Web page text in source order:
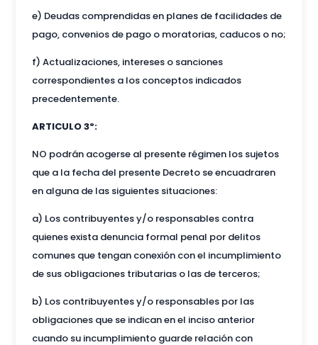
e) Deudas comprendidas en planes de facilidades de
pago, convenios de pago o moratorias, caducos o no;
f) Actualizaciones, intereses o sanciones
correspondientes a los conceptos indicados
precedentemente.
ARTICULO 3º:
NO podrán acogerse al presente régimen los sujetos
que a la fecha del presente Decreto se encuadraren
en alguna de las siguientes situaciones:
a) Los contribuyentes y/o responsables contra
quienes exista denuncia formal penal por delitos
comunes que tengan conexión con el incumplimiento
de sus obligaciones tributarias o las de terceros;
b) Los contribuyentes y/o responsables por las
obligaciones que se indican en el inciso anterior
cuando su incumplimiento guarde relación con